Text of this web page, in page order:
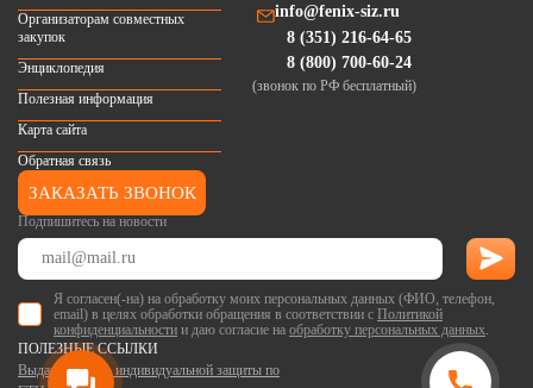
Подпишитесь на новости
Я согласен(-на) на обработку моих персональных данных (ФИО, телефон,
email) в целях обработки обращения в соответствии с Политикой
конфиденциальности и даю согласие на обработку персональных данных
Организаторам совместных
закупок
Энциклопедия
Полезная информация
Карта сайта
Обратная связь
info@fenix-siz.ru
8 (351) 216-64-65
8 (800) 700-60-24
(звонок по РФ бесплатный)
ЗАКАЗАТЬ ЗВОНОК
ПОЛЕЗНЫЕ ССЫЛКИ
Выдача средств индивидуальной защиты по